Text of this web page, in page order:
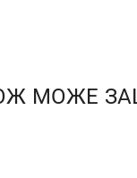
МОЖЕ